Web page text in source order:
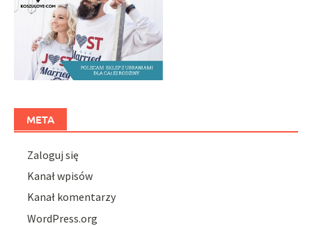
META
Zaloguj się
Kanał wpisów
Kanał komentarzy
WordPress.org